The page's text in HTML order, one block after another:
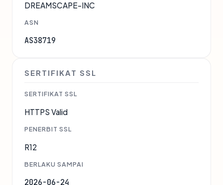
DREAMSCAPE-INC
ASN
AS38719
SERTIFIKAT SSL
SERTIFIKAT SSL
HTTPS Valid
PENERBIT SSL
R12
BERLAKU SAMPAI
2026-06-24